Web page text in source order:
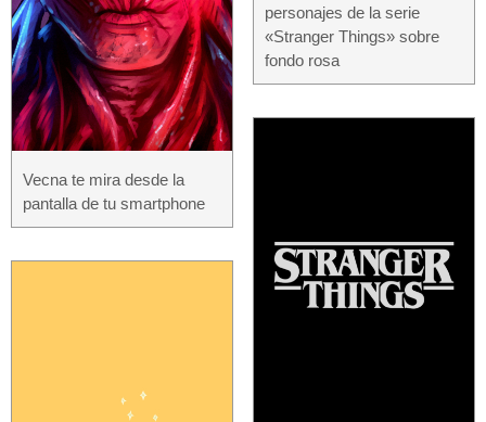
Vecna ​​te mira desde la
pantalla de tu smartphone
personajes de la serie
«Stranger Things» sobre
fondo rosa